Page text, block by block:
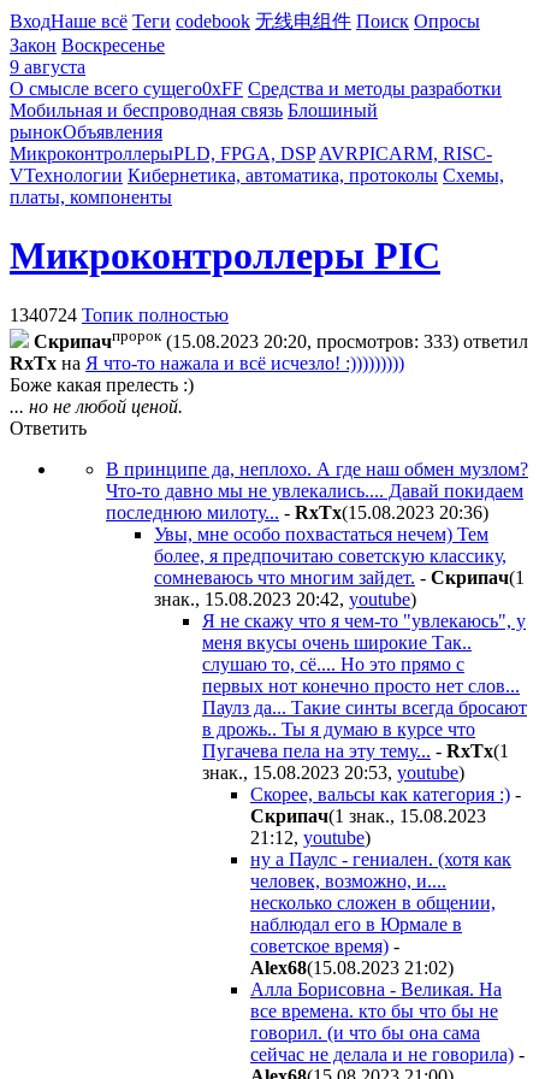
ВходНаше всё Теги codebook 无线电组件 Поиск Опросы
Закон Воскресенье
9 августа
О смысле всего сущего0xFF Средства и методы разработки
Мобильная и беспроводная связь Блошиный
рынокОбъявления
МикроконтроллерыPLD, FPGA, DSP AVRPICARM, RISC-
VТехнологии Кибернетика, автоматика, протоколы Схемы,
платы, компоненты
Микроконтроллеры PIC
1340724 Топик полностью
Cкpипaчпророк (15.08.2023 20:20, просмотров: 333) ответил
RxTx на Я что-то нажала и всё исчезло! :)))))))))
Боже какая прелесть :)
... но не любой ценой.
Ответить
В принципе да, неплохо. А где наш обмен музлом?
Что-то давно мы не увлекались.... Давай покидаем
последнюю милоту... - RxTx(15.08.2023 20:36)
Увы, мне особо похвастаться нечем) Тем
более, я предпочитаю советскую классику,
сомневаюсь что многим зайдет. - Cкpипaч(1
знак., 15.08.2023 20:42, youtube)
Я не скажу что я чем-то "увлекаюсь", у
меня вкусы очень широкие Так..
слушаю то, сё.... Но это прямо с
первых нот конечно просто нет слов...
Паулз да... Такие синты всегда бросают
в дрожь.. Ты я думаю в курсе что
Пугачева пела на эту тему... - RxTx(1
знак., 15.08.2023 20:53, youtube)
Скорее, вальсы как категория :) -
Cкpипaч(1 знак., 15.08.2023
21:12, youtube)
ну а Паулс - гениален. (хотя как
человек, возможно, и....
несколько сложен в общении,
наблюдал его в Юрмале в
советское время) -
Alex68(15.08.2023 21:02)
Алла Борисовна - Великая. На
все времена. кто бы что бы не
говорил. (и что бы она сама
сейчас не делала и не говорила) -